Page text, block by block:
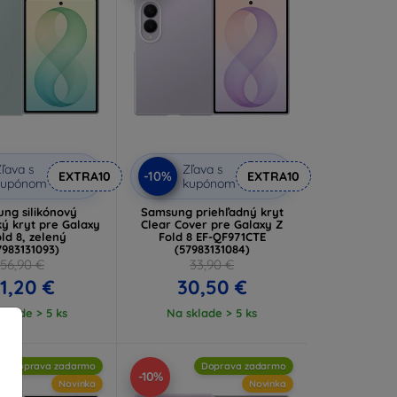
s
EXTRA10
silikónový
kryt pre Galaxy
8, zelený
56,90 €
€
> 5 ks
-10%
Zľava s
kupónom
EXTRA10
Samsung priehľadný kryt
Clear Cover pre Galaxy Z
Fold 8 EF-QF971CTE
(57983131084)
33,90 €
30,50 €
Na sklade > 5 ks
Doprava zadarmo
Novinka
-10%
Doprava zadarmo
Novinka